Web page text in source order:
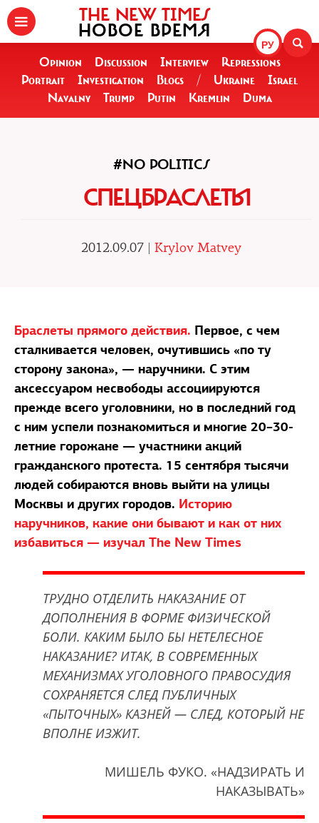
РУ
THE NEW TIMES
НОВОЕ ВРЕМЯ
Opinion Discussion Interview
Repressions
Portrait
Investigation Blogs / Ukraine
Israel
Navalny
Trump Putin Kremlin Duma
#NO POLITICS
СПЕЦБРАСЛЕТЫ
2012.09.07 | Krylov Matvey
Браслеты прямого действия. Первое, с чем
сталкивается человек, очутившись «по ту
сторону закона», — наручники. С этим
аксессуаром несвободы ассоциируются
прежде всего уголовники, но в последний год
с ним успели познакомиться и многие 20–30-
летние горожане — участники акций
гражданского протеста. 15 сентября тысячи
людей собираются вновь выйти на улицы
Москвы и других городов. Историю
наручников, какие они бывают и как от них
избавиться — изучал The New Times
ТРУДНО ОТДЕЛИТЬ НАКАЗАНИЕ ОТ
ДОПОЛНЕНИЯ В ФОРМЕ ФИЗИЧЕСКОЙ
БОЛИ. КАКИМ БЫЛО БЫ НЕТЕЛЕСНОЕ
НАКАЗАНИЕ? ИТАК, В СОВРЕМЕННЫХ
МЕХАНИЗМАХ УГОЛОВНОГО ПРАВОСУДИЯ
СОХРАНЯЕТСЯ СЛЕД ПУБЛИЧНЫХ
«ПЫТОЧНЫХ» КАЗНЕЙ — СЛЕД, КОТОРЫЙ НЕ
ВПОЛНЕ ИЗЖИТ.
МИШЕЛЬ ФУКО. «НАДЗИРАТЬ И
НАКАЗЫВАТЬ»